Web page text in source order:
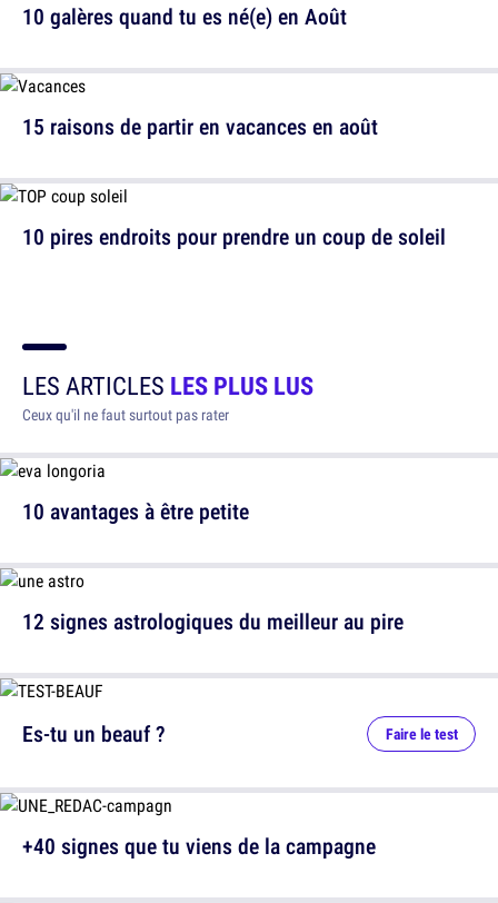
15 raisons de partir en vacances en août
10 galères quand tu es né(e) en Août
10 pires endroits pour prendre un coup de soleil
LES ARTICLES LES PLUS LUS
Ceux qu'il ne faut surtout pas rater
10 avantages à être petite
12 signes astrologiques du meilleur au pire
Es-tu un beauf ? Faire le test
+40 signes que tu viens de la campagne